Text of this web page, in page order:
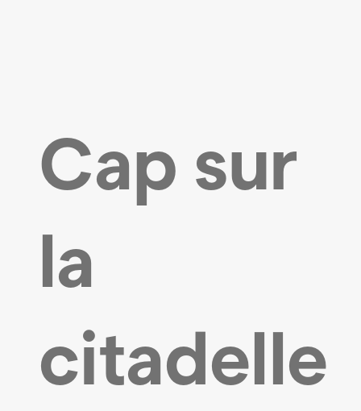
Cap sur
la
citadelle